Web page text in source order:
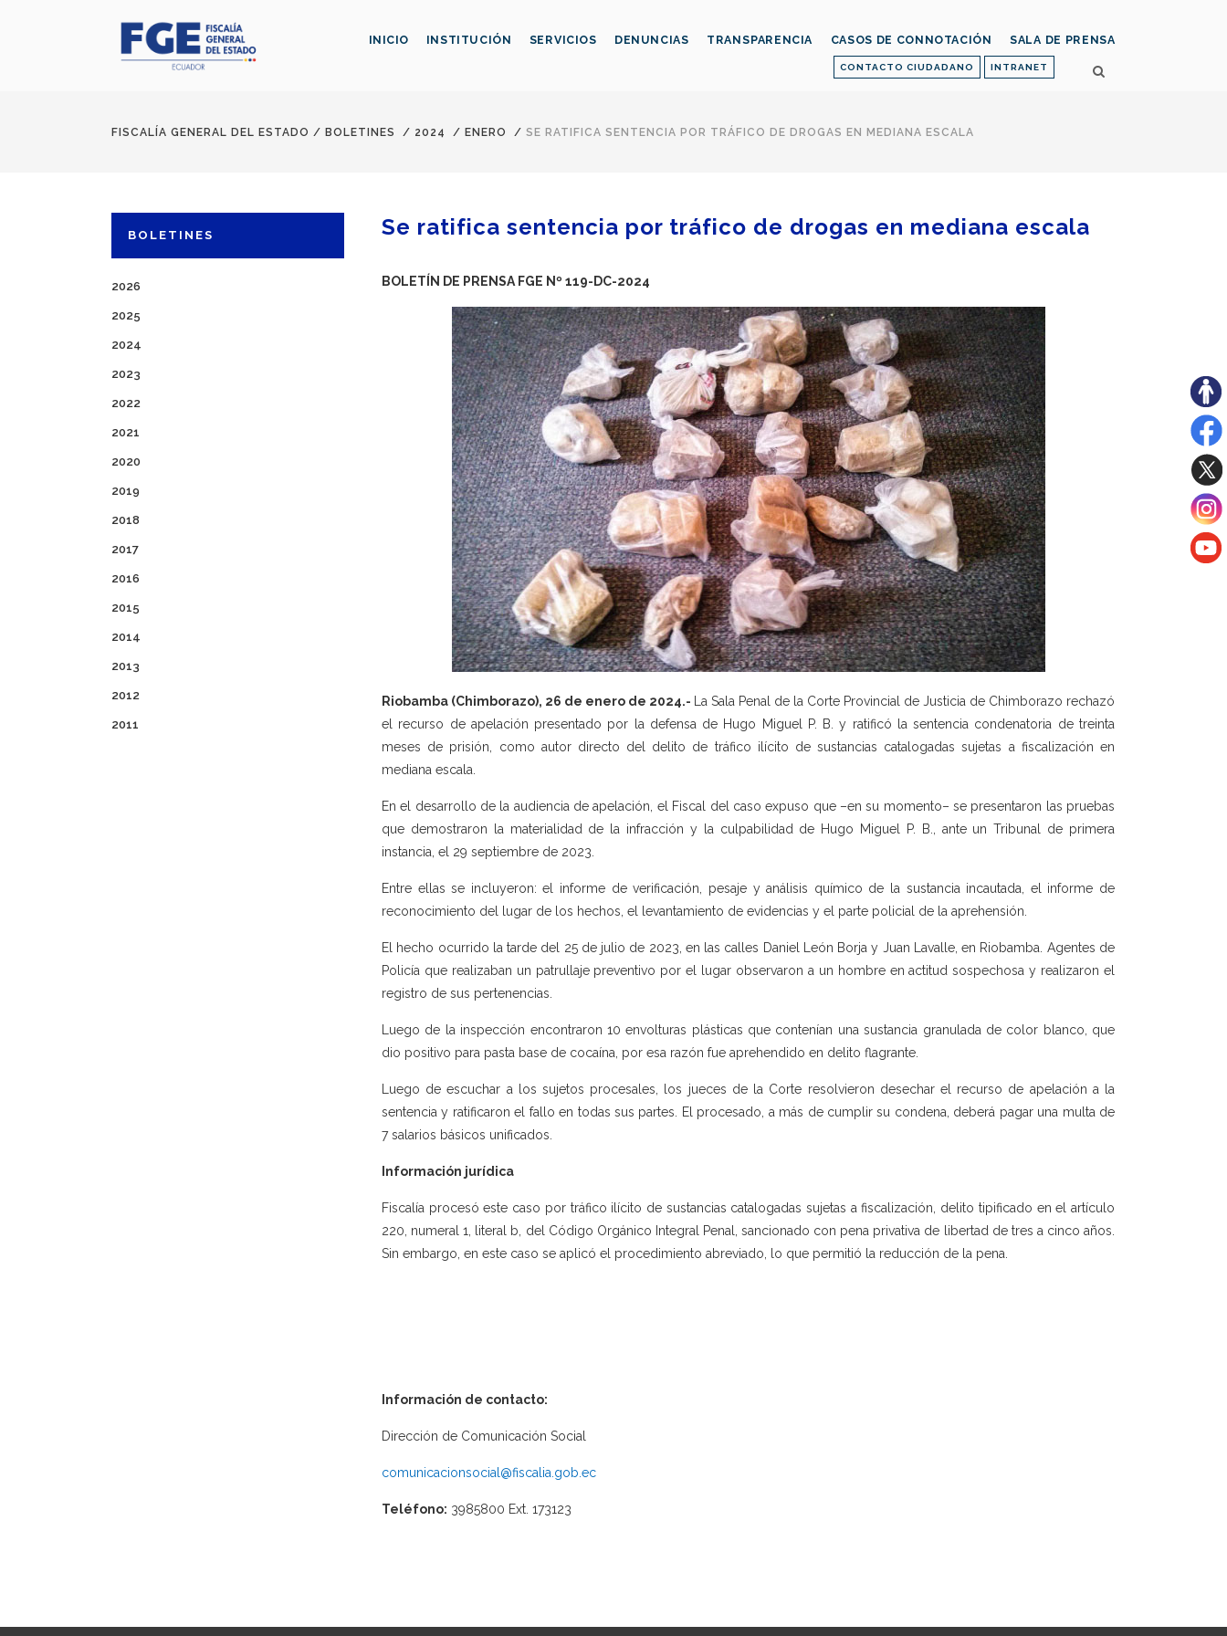
CONTACTO CIUDADANO INTRANET
INICIO INSTITUCIÓN SERVICIOS DENUNCIAS TRANSPARENCIA CASOS DE CONNOTACIÓN SALA DE PRENSA
FISCALÍA GENERAL DEL ESTADO / BOLETINES / 2024 / ENERO / SE RATIFICA SENTENCIA POR TRÁFICO DE DROGAS EN MEDIANA ESCALA
BOLETINES
2026
2025
2024
2023
2022
2021
2020
2019
2018
2017
2016
2015
2014
2013
2012
2011
Se ratifica sentencia por tráfico de drogas en mediana escala
BOLETÍN DE PRENSA FGE Nº 119-DC-2024
Riobamba (Chimborazo), 26 de enero de 2024.-
La Sala Penal de la Corte Provincial de Justicia de Chimborazo rechazó
el recurso de apelación presentado por la defensa de Hugo Miguel P. B. y ratificó la sentencia condenatoria de treinta
meses de prisión, como autor directo del delito de tráfico ilícito de sustancias catalogadas sujetas a fiscalización en
mediana escala.
En el desarrollo de la audiencia de apelación, el Fiscal del caso expuso que –en su momento– se presentaron las pruebas
que demostraron la materialidad de la infracción y la culpabilidad de Hugo Miguel P. B., ante un Tribunal de primera
instancia, el 29 septiembre de 2023.
Entre ellas se incluyeron: el informe de verificación, pesaje y análisis químico de la sustancia incautada, el informe de
reconocimiento del lugar de los hechos, el levantamiento de evidencias y el parte policial de la aprehensión.
El hecho ocurrido la tarde del 25 de julio de 2023, en las calles Daniel León Borja y Juan Lavalle, en Riobamba. Agentes de
Policía que realizaban un patrullaje preventivo por el lugar observaron a un hombre en actitud sospechosa y realizaron el
registro de sus pertenencias.
Luego de la inspección encontraron 10 envolturas plásticas que contenían una sustancia granulada de color blanco, que
dio positivo para pasta base de cocaína, por esa razón fue aprehendido en delito flagrante.
Luego de escuchar a los sujetos procesales, los jueces de la Corte resolvieron desechar el recurso de apelación a la
sentencia y ratificaron el fallo en todas sus partes. El procesado, a más de cumplir su condena, deberá pagar una multa de
7 salarios básicos unificados.
Información jurídica
Fiscalía procesó este caso por tráfico ilícito de sustancias catalogadas sujetas a fiscalización, delito tipificado en el artículo
220, numeral 1, literal b, del Código Orgánico Integral Penal, sancionado con pena privativa de libertad de tres a cinco años.
Sin embargo, en este caso se aplicó el procedimiento abreviado, lo que permitió la reducción de la pena.
Información de contacto:
Dirección de Comunicación Social
comunicacionsocial@fiscalia.gob.ec
Teléfono: 3985800 Ext. 173123